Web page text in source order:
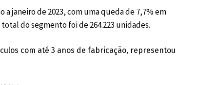
janeiro de 2023, com uma queda de 7,7% em
do segmento foi de 264.223 unidades.
com até 3 anos de fabricação, representou